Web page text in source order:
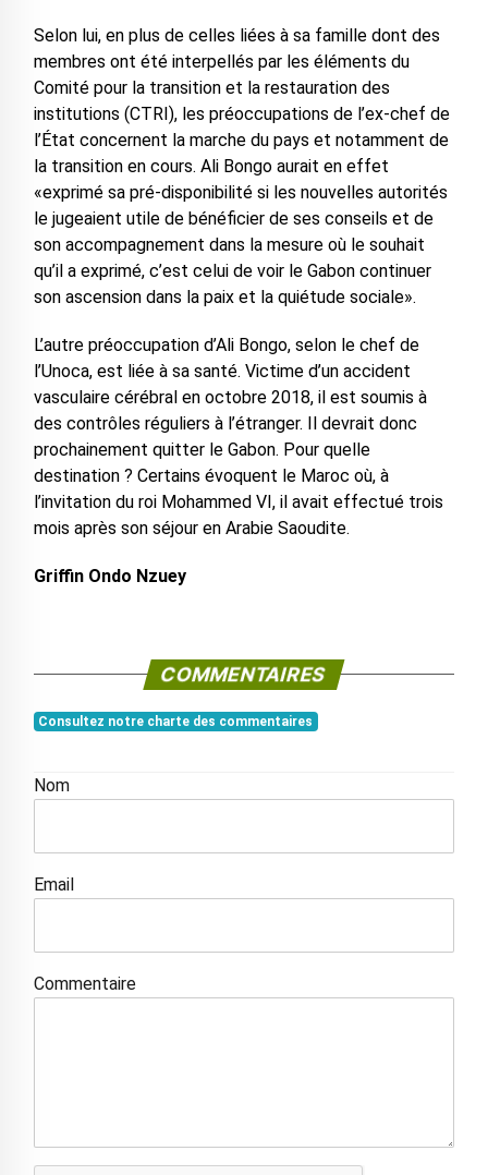
Selon lui, en plus de celles liées à sa famille dont des
membres ont été interpellés par les éléments du
Comité pour la transition et la restauration des
institutions (CTRI), les préoccupations de l’ex-chef de
l’État concernent la marche du pays et notamment de
la transition en cours. Ali Bongo aurait en effet
«exprimé sa pré-disponibilité si les nouvelles autorités
le jugeaient utile de bénéficier de ses conseils et de
son accompagnement dans la mesure où le souhait
qu’il a exprimé, c’est celui de voir le Gabon continuer
son ascension dans la paix et la quiétude sociale».
L’autre préoccupation d’Ali Bongo, selon le chef de
l’Unoca, est liée à sa santé. Victime d’un accident
vasculaire cérébral en octobre 2018, il est soumis à
des contrôles réguliers à l’étranger. Il devrait donc
prochainement quitter le Gabon. Pour quelle
destination ? Certains évoquent le Maroc où, à
l’invitation du roi Mohammed VI, il avait effectué trois
mois après son séjour en Arabie Saoudite.
Griffin Ondo Nzuey
COMMENTAIRES
Consultez notre charte des commentaires
Nom
Email
Commentaire